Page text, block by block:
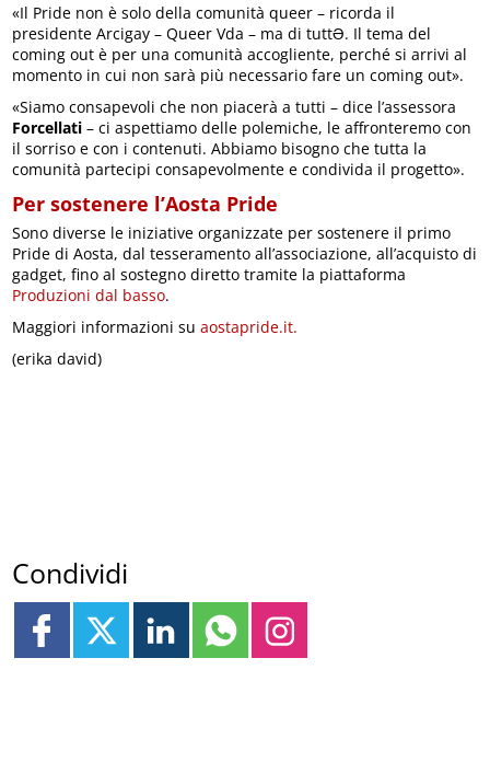
«Il Pride non è solo della comunità queer – ricorda il
presidente Arcigay – Queer Vda – ma di tuttƏ. Il tema del
coming out è per una comunità accogliente, perché si arrivi al
momento in cui non sarà più necessario fare un coming out».
«Siamo consapevoli che non piacerà a tutti – dice l’assessora
Forcellati – ci aspettiamo delle polemiche, le affronteremo con
il sorriso e con i contenuti. Abbiamo bisogno che tutta la
comunità partecipi consapevolmente e condivida il progetto».
Per sostenere l’Aosta Pride
Sono diverse le iniziative organizzate per sostenere il primo
Pride di Aosta, dal tesseramento all’associazione, all’acquisto di
gadget, fino al sostegno diretto tramite la piattaforma
Produzioni dal basso.
Maggiori informazioni suaostapride.it.
(erika david)
Condividi